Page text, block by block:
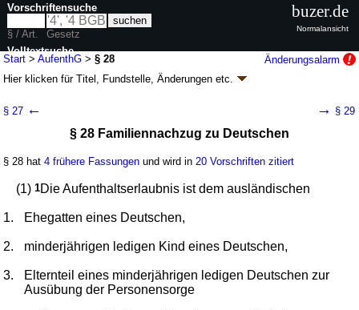
Start >AufenthG >§ 28
Änderungsalarm
Hier klicken fürTitel, Fundstelle, Änderungen etc.
G. v. 22.07.2026BGBl. 2026 I Nr. 222
136 weitere Fassungen | Drucksachen / Entwurf / Begründung
Abschnitt 6 Aufenthalt aus familiären Gründen
§ 27 ← → § 29
§ 28 Familiennachzug zu Deutschen
§ 28 hat4 frühere Fassungen und wird in 20 Vorschriften zitiert
(1)1Die Aufenthaltserlaubnis ist dem ausländischen
1. Ehegatten eines Deutschen,
2. minderjährigen ledigen Kind eines Deutschen,
3.
Elternteil eines minderjährigen ledigen Deutschen zur
Ausübung der Personensorge
Vorschriftensuche
§ / Art.
Gesetz
Volltextsuche
nur in AufenthG
buzer.de
Normalansicht